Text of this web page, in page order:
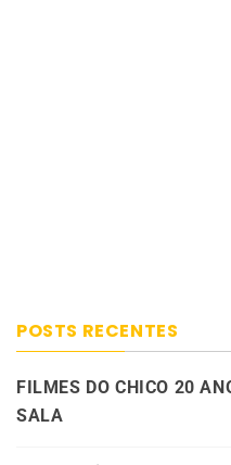
POSTS RECENTES
FILMES DO CHICO 20
SALA